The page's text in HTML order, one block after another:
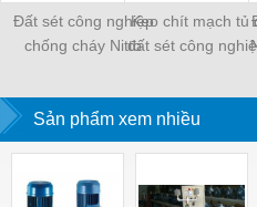
Đất sét công nghiệp
chống cháy Nitto
trám kín khe hở tủ điện
Keo chít mạch tủ
đất sét công
Neoseal B-3
Sản phẩm xem nhiều